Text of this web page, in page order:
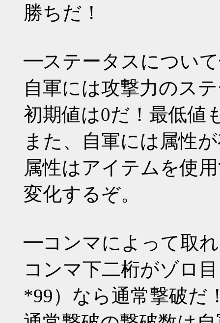
勝ちだ！
━ステータスについ
自軍には攻撃力のス
初期値は0だ！最低値
また、自軍には属性
属性はアイテムを使
変化するぞ。
━コンマによって取
コンマ下二桁がゾロ
*99）なら通常撃破だ